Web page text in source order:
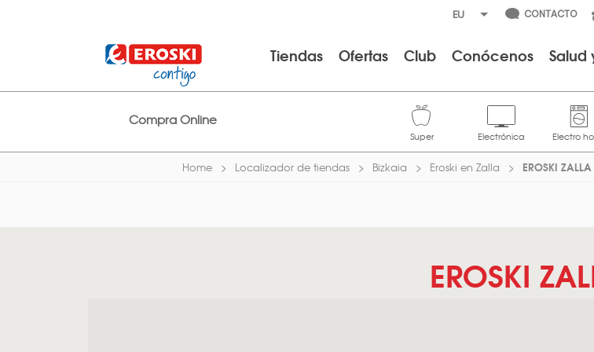
CONTACTO
Tiendas Ofertas Club Conócenos Salud
Compra Online
Home Localizador de tiendas Bizkaia Eroski en Zalla EROSKI ZALLA
EROSKI